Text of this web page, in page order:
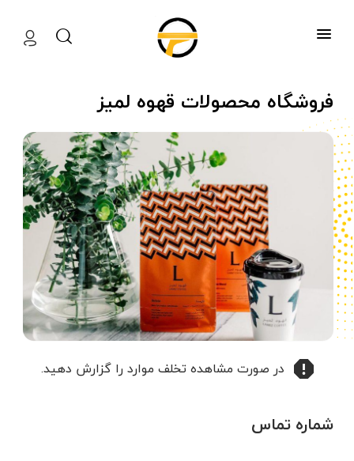
فروشگاه محصولات قهوه لمیز
در صورت مشاهده تخلف موارد را گزارش دهید.
شماره تماس